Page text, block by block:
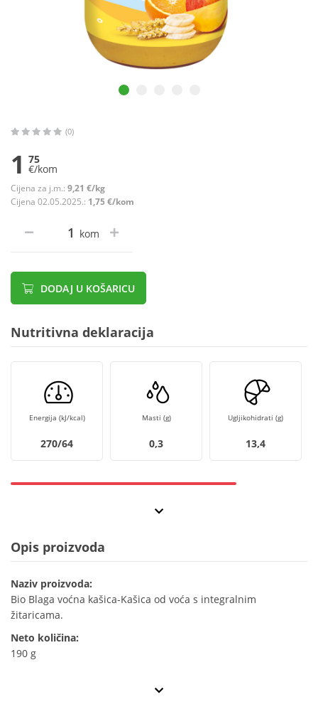
(0)
1 75
€/kom
Cijena za j.m.: 9,21 €/kg
Cijena 02.05.2025.: 1,75 €/kom
kom
DODAJ U KOŠARICU
Nutritivna deklaracija
Energija (kJ/kcal)
270/64
Masti (g)
0,3
Ugljikohidrati (g)
13,4
Opis proizvoda
Naziv proizvoda:
Bio Blaga voćna kašica-Kašica od voća s integralnim
žitaricama.
Neto količina:
190 g